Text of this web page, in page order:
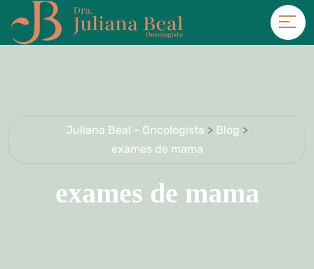
Juliana Beal - Oncologista > Blog >
exames de mama
exames de mama